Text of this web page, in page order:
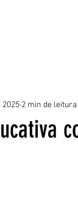
2025 2 min de leitura